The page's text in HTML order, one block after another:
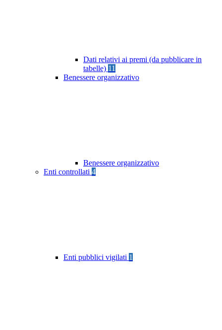
Dati relativi ai premi (da pubblicare in
tabelle) 11
Benessere organizzativo
Benessere organizzativo
Enti controllati 4
Enti pubblici vigilati 1